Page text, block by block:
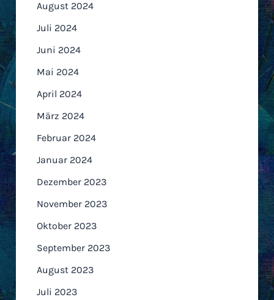
August 2024
Juli 2024
Juni 2024
Mai 2024
April 2024
März 2024
Februar 2024
Januar 2024
Dezember 2023
November 2023
Oktober 2023
September 2023
August 2023
Juli 2023